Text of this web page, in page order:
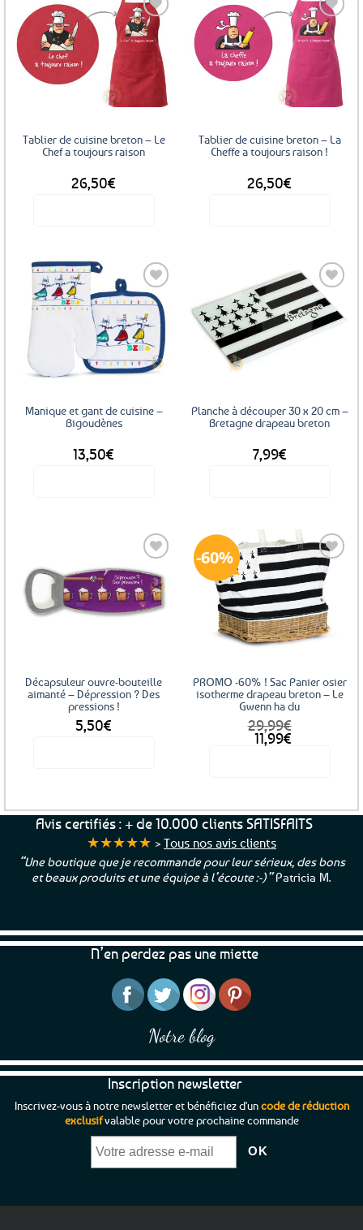
Ajouter
aux
favoris
Tablier de cuisine breton – Le
Chef a toujours raison
26,50€
Ajouter
aux
favoris
Tablier de cuisine breton – La
Cheffe a toujours raison !
26,50€
Ajouter
aux
favoris
Manique et gant de cuisine –
Bigoudènes
13,50€
Ajouter
Planche à découper 30 x 20 cm –
Bretagne drapeau breton
7,99€
Ajouter
aux
favoris
Décapsuleur ouvre-bouteille
aimanté – Dépression ? Des
pressions !
5,50€
60%
Ajouter
aux
favoris
PROMO -60% ! Sac Panier osier
isotherme drapeau breton – Le
Gwenn ha du
29,99€
Le
prix
11,99€
Le
prix
Avis certifiés : + de 10.000 clients SATISFAITS
★★★★★ > Tous nos avis clients
“Une boutique que je recommande pour leur sérieux, des bons
et beaux produits et une équipe à l’écoute :-)”Patricia M.
N’en perdez pas une miette
Notre blog
Inscription newsletter
Inscrivez-vous à notre newsletter et bénéficiez d'uncode de réduction
exclusifvalable pour votre prochaine commande